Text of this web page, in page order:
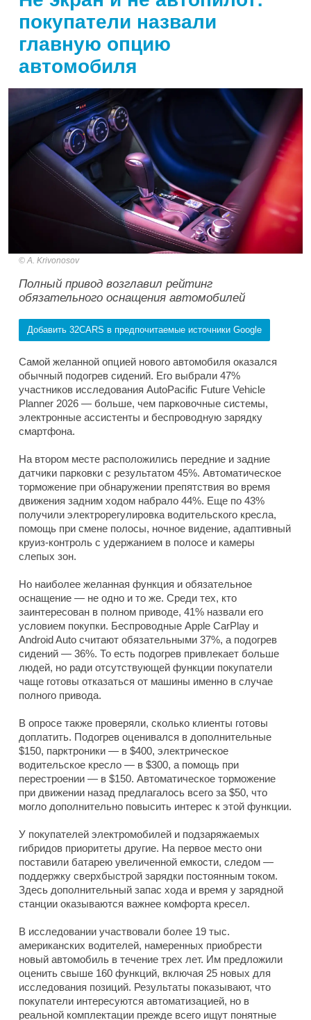
покупатели назвали
главную опцию
автомобиля
A. Krivonosov
Полный привод возглавил рейтинг
обязательного оснащения автомобилей
Добавить 32CARS в предпочитаемые источники Google
Самой желанной опцией нового автомобиля оказался
обычный подогрев сидений. Его выбрали 47%
участников исследования AutoPacific Future Vehicle
Planner 2026 — больше, чем парковочные системы,
электронные ассистенты и беспроводную зарядку
смартфона.
На втором месте расположились передние и задние
датчики парковки с результатом 45%. Автоматическое
торможение при обнаружении препятствия во время
движения задним ходом набрало 44%. Еще по 43%
получили электрорегулировка водительского кресла,
помощь при смене полосы, ночное видение, адаптивный
круиз-контроль с удержанием в полосе и камеры
слепых зон.
Но наиболее желанная функция и обязательное
оснащение — не одно и то же. Среди тех, кто
заинтересован в полном приводе, 41% назвали его
условием покупки. Беспроводные Apple CarPlay и
Android Auto считают обязательными 37%, а подогрев
сидений — 36%. То есть подогрев привлекает больше
людей, но ради отсутствующей функции покупатели
чаще готовы отказаться от машины именно в случае
полного привода.
В опросе также проверяли, сколько клиенты готовы
доплатить. Подогрев оценивался в дополнительные
$150, парктроники — в $400, электрическое
водительское кресло — в $300, а помощь при
перестроении — в $150. Автоматическое торможение
при движении назад предлагалось всего за $50, что
могло дополнительно повысить интерес к этой функции.
У покупателей электромобилей и подзаряжаемых
гибридов приоритеты другие. На первое место они
поставили батарею увеличенной емкости, следом —
поддержку сверхбыстрой зарядки постоянным током.
Здесь дополнительный запас хода и время у зарядной
станции оказываются важнее комфорта кресел.
В исследовании участвовали более 19 тыс.
американских водителей, намеренных приобрести
новый автомобиль в течение трех лет. Им предложили
оценить свыше 160 функций, включая 25 новых для
исследования позиций. Результаты показывают, что
покупатели интересуются автоматизацией, но в
реальной комплектации прежде всего ищут понятные